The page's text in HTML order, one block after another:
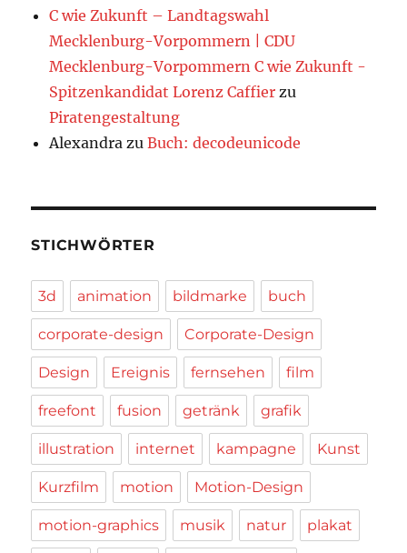
C wie Zukunft – Landtagswahl
Mecklenburg-Vorpommern | CDU
Mecklenburg-Vorpommern C wie Zukunft -
Spitzenkandidat Lorenz Caffier zu
Piratengestaltung
Alexandra zuBuch: decodeunicode
STICHWÖRTER
3d animation bildmarke buch
corporate-design Corporate-Design
Design Ereignis fernsehen film
freefont fusion getränk grafik
illustration internet kampagne Kunst
Kurzfilm motion Motion-Design
motion-graphics musik natur plakat